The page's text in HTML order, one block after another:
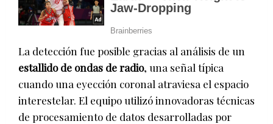
La detección fue posible gracias al análisis de un
estallido de ondas de radio, una señal típica
cuando una eyección coronal atraviesa el espacio
interestelar. El equipo utilizó innovadoras técnicas
de procesamiento de datos desarrolladas por